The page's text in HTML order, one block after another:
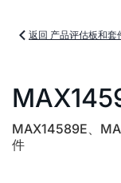
返回 产品评估板和套
MAX14589E、
件